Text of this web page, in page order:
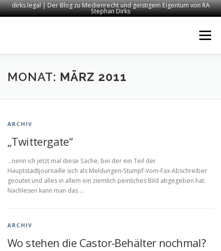
dirks.legal | Der Blog zu Medienrecht und geistigem Eigentum von RA
Stephan Dirks
Menü
START KONTAKT RECHTSANWALT DIRKS
MONAT: MÄRZ 2011
ARCHIV
„Twittergate“
…nenn ich jetzt mal diese Sache, bei der ein Teil der
Hauptstadtjournaille sich als Meldungen-Stumpf-Vom-Fax-Abschreiber
geoutet und alles in allem ein ziemlich peinliches Bild abgegeben hat.
Nachlesen kann man das …
ARCHIV
Wo stehen die Castor-Behälter nochmal?